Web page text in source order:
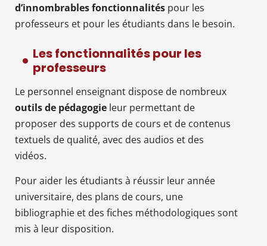
d’innombrables fonctionnalités pour les
professeurs et pour les étudiants dans le besoin.
Les fonctionnalités pour les
professeurs
Le personnel enseignant dispose de nombreux
outils de pédagogie leur permettant de
proposer des supports de cours et de contenus
textuels de qualité, avec des audios et des
vidéos.
Pour aider les étudiants à réussir leur année
universitaire, des plans de cours, une
bibliographie et des fiches méthodologiques sont
mis à leur disposition.